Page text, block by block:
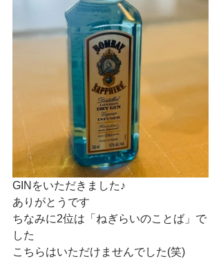
GINをいただきました♪
ありがとうです
ちなみに2位は「ねぎらいのことば」で
した
こちらはいただけませんでした(笑)